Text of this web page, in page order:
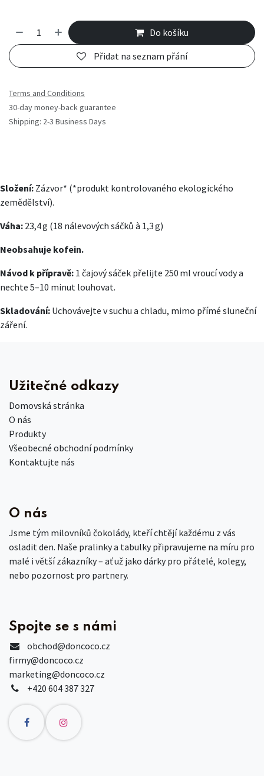
Do košíku
Přidat na seznam přání
Terms and Conditions
30-day money-back guarantee
Shipping: 2-3 Business Days
Složení: Zázvor* (*produkt kontrolovaného ekologického
zemědělství).
Váha: 23,4 g (18 nálevových sáčků à 1,3 g)
Neobsahuje kofein.
Návod k přípravě: 1 čajový sáček přelijte 250 ml vroucí vody a
nechte 5–10 minut louhovat.
Skladování: Uchovávejte v suchu a chladu, mimo přímé sluneční
záření.
Užitečné odkazy
Domovská stránka
O nás
Produkty
Všeobecné obchodní podmínky
Kontaktujte nás
O nás
Jsme tým milovníků čokolády, kteří chtějí každému z vás
osladit den. Naše pralinky a tabulky připravujeme na míru pro
malé i větší zákazníky – ať už jako dárky pro přátelé, kolegy,
nebo pozornost pro partnery.
Spojte se s námi
obchod@doncoco.cz
firmy@doncoco.cz
marketing@doncoco.cz
+420 604 387 327